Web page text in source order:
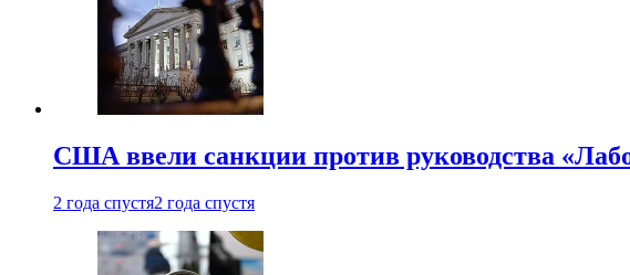
США ввели санкции против руководства
2 года спустя2 года спустя